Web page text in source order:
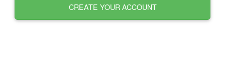
CREATE YOUR ACCOUNT